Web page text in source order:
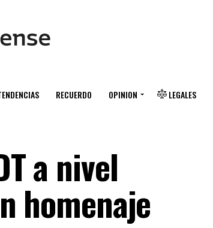
RECUERDO OPINION LEGALES
a nivel
homenaje